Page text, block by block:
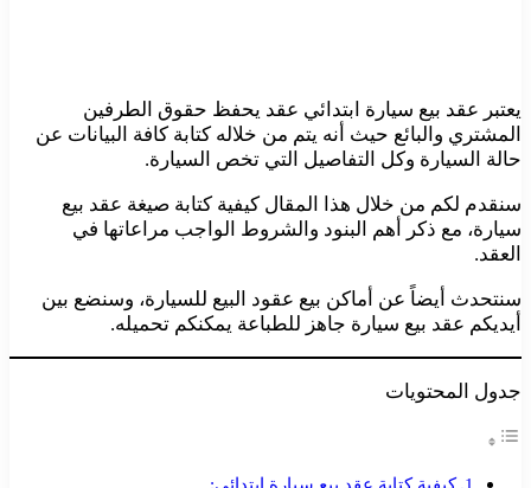
يعتبر عقد بيع سيارة ابتدائي عقد يحفظ حقوق الطرفين
المشتري والبائع حيث أنه يتم من خلاله كتابة كافة البيانات عن
حالة السيارة وكل التفاصيل التي تخص السيارة.
سنقدم لكم من خلال هذا المقال كيفية كتابة صيغة عقد بيع
سيارة، مع ذكر أهم البنود والشروط الواجب مراعاتها في
العقد.
سنتحدث أيضاً عن أماكن بيع عقود البيع للسيارة، وسنضع بين
أيديكم عقد بيع سيارة جاهز للطباعة يمكنكم تحميله.
جدول المحتويات
كيفية كتابة عقد بيع سيارة ابتدائي: